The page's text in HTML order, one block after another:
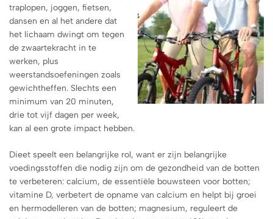
traplopen, joggen, fietsen,
dansen en al het andere dat
het lichaam dwingt om tegen
de zwaartekracht in te
werken, plus
weerstandsoefeningen zoals
gewichtheffen. Slechts een
minimum van 20 minuten,
drie tot vijf dagen per week,
kan al een grote impact hebben.
Dieet speelt een belangrijke rol, want er zijn belangrijke
voedingsstoffen die nodig zijn om de gezondheid van de botten
te verbeteren: calcium, de essentiële bouwsteen voor botten;
vitamine D, verbetert de opname van calcium en helpt bij groei
en hermodelleren van de botten; magnesium, reguleert de